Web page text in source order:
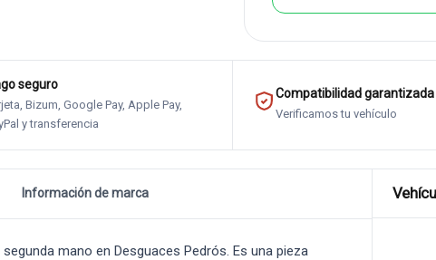
seguro
Bizum, Google Pay, Apple Pay,
y transferencia
Compatibilidad garantizada
Verificamos tu vehículo
Información de marca
segunda mano en Desguaces Pedrós. Es una pieza